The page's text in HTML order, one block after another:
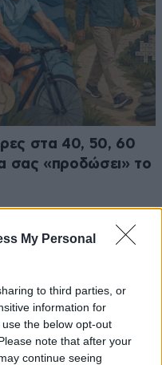
My Personal
to third parties, or
information for
the below opt-out
note that after your
continue seeing
στα 40, 50, 60
σας «προδώσει» το